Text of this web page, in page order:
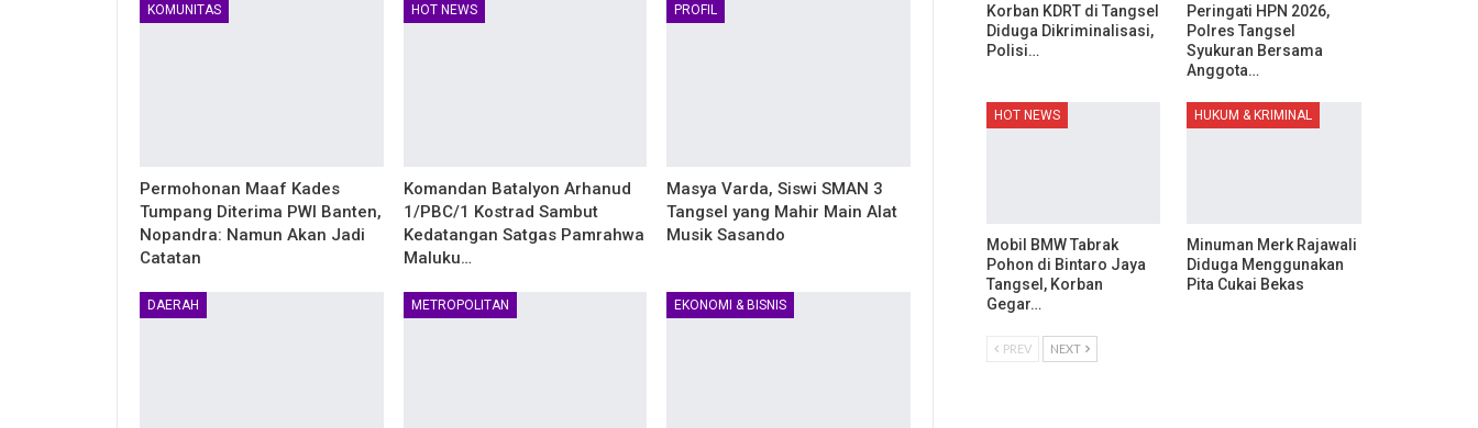
KOMUNITAS
Permohonan Maaf Kades
Tumpang Diterima PWI Banten,
Nopandra: Namun Akan Jadi
Catatan
HOT NEWS
Komandan Batalyon Arhanud
1/PBC/1 Kostrad Sambut
Kedatangan Satgas Pamrahwa
Maluku…
PROFIL
Masya Varda, Siswi SMAN 3
Tangsel yang Mahir Main Alat
Musik Sasando
DAERAH METROPOLITAN EKONOMI & BISNIS
Korban KDRT di Tangsel
Diduga Dikriminalisasi,
Polisi…
Peringati HPN 2026,
Polres Tangsel
Syukuran Bersama
Anggota…
HOT NEWS
Mobil BMW Tabrak
Pohon di Bintaro Jaya
Tangsel, Korban
Gegar…
HUKUM & KRIMINAL
Minuman Merk Rajawali
Diduga Menggunakan
Pita Cukai Bekas
PREV NEXT